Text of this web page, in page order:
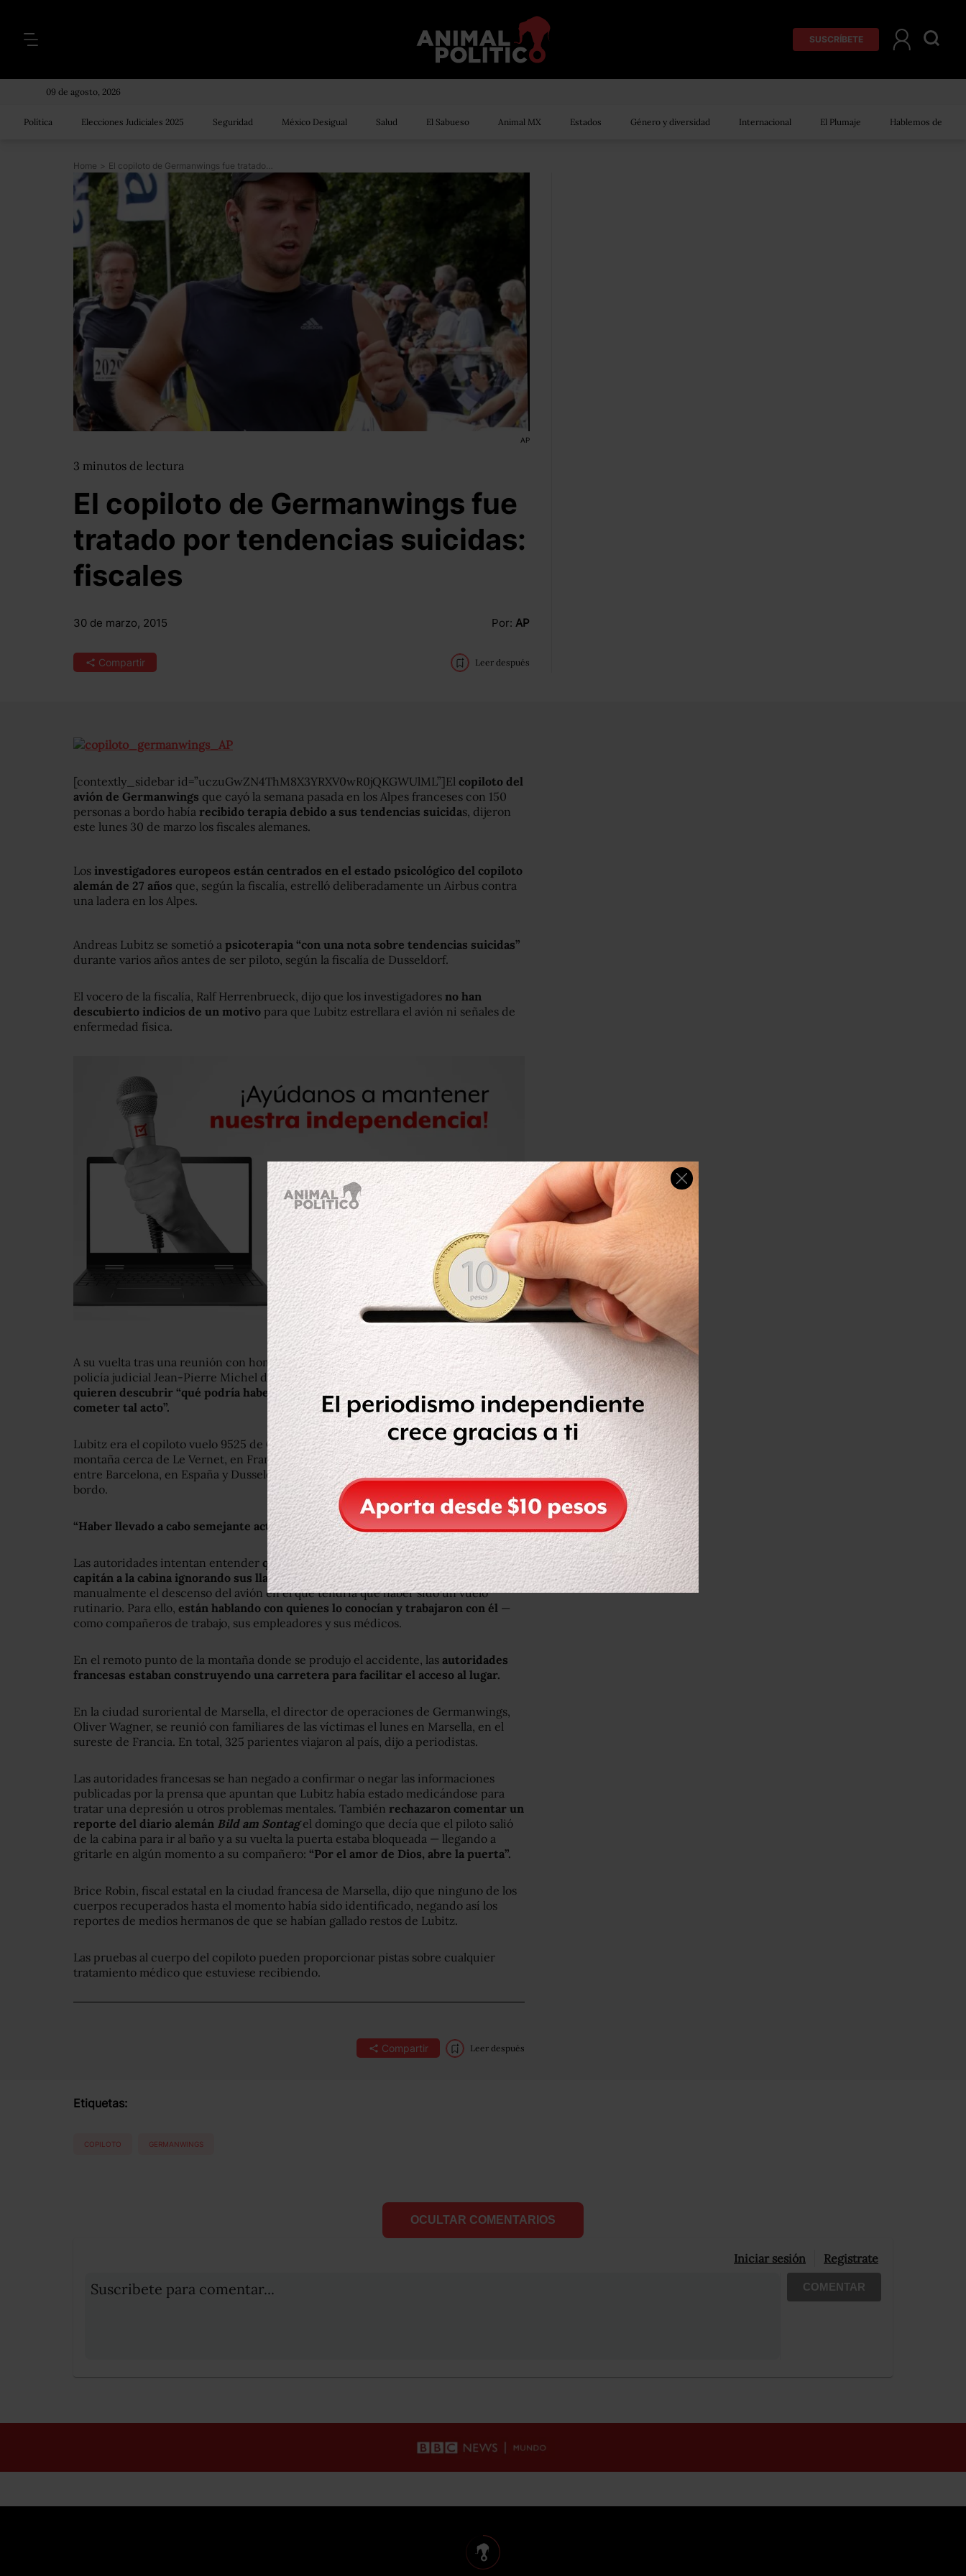
SUSCRÍBETE
09 de agosto, 2026
Política Elecciones Judiciales 2025 Seguridad México Desigual Salud El Sabueso Animal MX Estados Género y diversidad Internacional El Plumaje Hablemos de
Home > El copiloto de Germanwings fue tratado por tendencias suicidas: fiscales
AP
3 minutos de lectura
El copiloto de Germanwings fue
tratado por tendencias suicidas:
fiscales
30 de marzo, 2015 Por: AP
Compartir Leer después
[contextly_sidebar id=”uczuGwZN4ThM8X3YRXV0wR0jQKGWUlML”]El copiloto del
avión de Germanwings que cayó la semana pasada en los Alpes franceses con 150
personas a bordo había recibido terapia debido a sus tendencias suicidas, dijeron
este lunes 30 de marzo los fiscales alemanes.
Los investigadores europeos están centrados en el estado psicológico del copiloto
alemán de 27 años que, según la fiscalía, estrelló deliberadamente un Airbus contra
una ladera en los Alpes.
Andreas Lubitz se sometió a psicoterapia “con una nota sobre tendencias suicidas”
durante varios años antes de ser piloto, según la fiscalía de Dusseldorf.
El vocero de la fiscalía, Ralf Herrenbrueck, dijo que los investigadores no han
descubierto indicios de un motivo para que Lubitz estrellara el avión ni señales de
enfermedad física.
A su vuelta tras una reunión con homólogos alemanes el lunes, el investigador de la
policía judicial Jean-Pierre Michel dijo a The Associated Press que las
autoridades
quieren descubrir “qué podría haber desestabilizado a Andreas Lubitz o llevarlo a
cometer tal acto”.
Lubitz era el copiloto vuelo 9525 de Germanwings, que se estrelló contra una
montaña cerca de Le Vernet, en France, la semana pasada mientras cubría la ruta
entre Barcelona, en España y Dusseldorf, Alemania, matando a todos los que iban a
bordo.
“Haber llevado a cabo semejante acto es algo claramente psicológico”, dijo Michel.
Las autoridades intentan entender qué hizo que Lubitz impidiese la entrada del
capitán a la cabina ignorando sus llamadospara abrir la puerta antes de ordenar
manualmente el descenso del avión en el que tendría que haber sido un vuelo
rutinario. Para ello, están hablando con quienes lo conocían y trabajaron con él —
como compañeros de trabajo, sus empleadores y sus médicos.
En el remoto punto de la montaña donde se produjo el accidente, las autoridades
francesas estaban construyendo una carretera para facilitar el acceso al lugar.
En la ciudad suroriental de Marsella, el director de operaciones de Germanwings,
Oliver Wagner, se reunió con familiares de las víctimas el lunes en Marsella, en el
sureste de Francia. En total, 325 parientes viajaron al país, dijo a periodistas.
Las autoridades francesas se han negado a confirmar o negar las informaciones
publicadas por la prensa que apuntan que Lubitz había estado medicándose para
tratar una depresión u otros problemas mentales. También rechazaron comentar un
reporte del diario alemán Bild am Sontagel domingo que decía que el piloto salió
de la cabina para ir al baño y a su vuelta la puerta estaba bloqueada — llegando a
gritarle en algún momento a su compañero: “Por el amor de Dios, abre la puerta”.
Brice Robin, fiscal estatal en la ciudad francesa de Marsella, dijo que ninguno de los
cuerpos recuperados hasta el momento había sido identificado, negando así los
reportes de medios hermanos de que se habían gallado restos de Lubitz.
Las pruebas al cuerpo del copiloto pueden proporcionar pistas sobre cualquier
tratamiento médico que estuviese recibiendo.
Compartir Leer después
Etiquetas:
COPILOTO GERMANWINGS
OCULTAR COMENTARIOS
Iniciar sesión Registrate
Suscribete para comentar... COMENTAR